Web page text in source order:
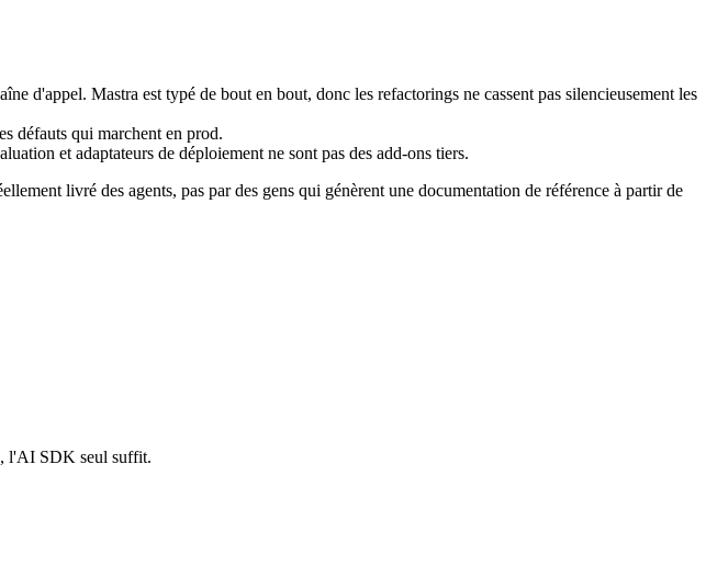
d'appel. Mastra est typé de bout en bout, donc les refactorings ne cassent pas silencieusement les
défauts qui marchent en prod.
et adaptateurs de déploiement ne sont pas des add-ons tiers.
livré des agents, pas par des gens qui génèrent une documentation de référence à partir de
l'AI SDK seul suffit.